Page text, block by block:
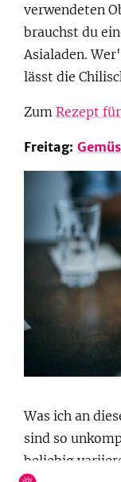
verwendeten
brauchst du
Asialaden.
lässt die
Zum Rezept
Freitag:
Was ich an
sind so
beliebig